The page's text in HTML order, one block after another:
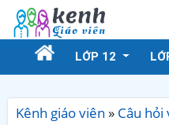
LỚP 12
Kênh giáo viên » Câu hỏi